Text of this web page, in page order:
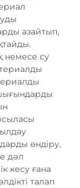
азайтып,
немесе су
өндіру,
дәл
кесу ғана
талап